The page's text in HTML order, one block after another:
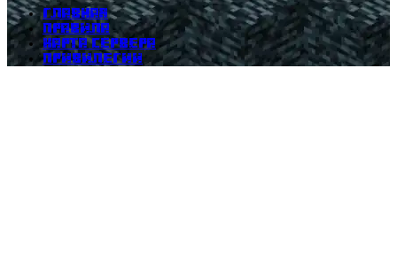
Главная
Правила
Карта сервера
Привилегии